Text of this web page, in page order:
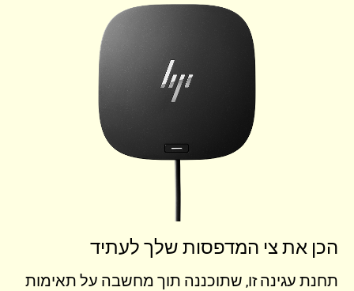
הכן את צי המדפסות שלך לעתיד
תחנת עגינה זו, שתוכננה תוך מחשבה על תאימות